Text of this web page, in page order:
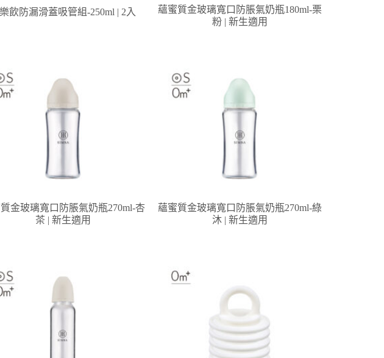
飲防漏滑蓋吸管組-250ml | 2入
蘊蜜質金玻璃寬口防脹氣奶瓶180ml-栗
粉 | 新生適用
金玻璃寬口防脹氣奶瓶270ml-杏
茶 | 新生適用
蘊蜜質金玻璃寬口防脹氣奶瓶270ml-綠
沐 | 新生適用